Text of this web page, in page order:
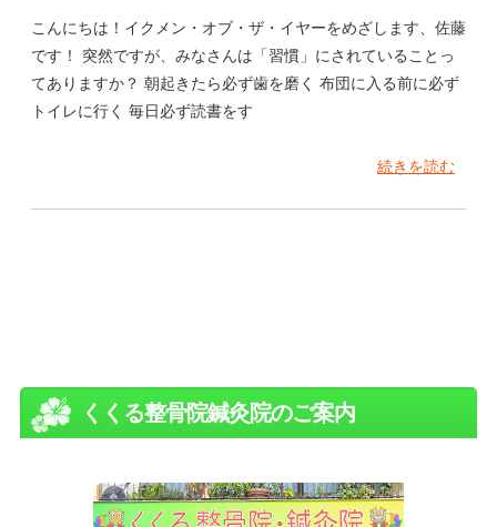
こんにちは！イクメン・オブ・ザ・イヤーをめざします、佐藤
です！ 突然ですが、みなさんは「習慣」にされていることっ
てありますか？ 朝起きたら必ず歯を磨く 布団に入る前に必ず
トイレに行く 毎日必ず読書をす
続きを読む
くくる整骨院鍼灸院のご案内